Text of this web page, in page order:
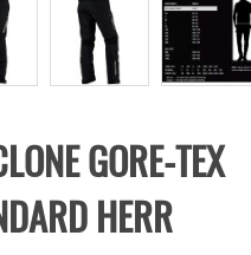
GORE-TEX
HERR